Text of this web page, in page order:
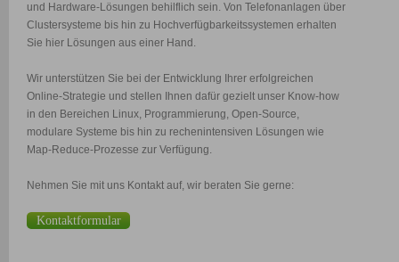
und Hardware-Lösungen behilflich sein. Von Telefonanlagen über
Clustersysteme bis hin zu Hochverfügbarkeitssystemen erhalten
Sie hier Lösungen aus einer Hand.
Wir unterstützen Sie bei der Entwicklung Ihrer erfolgreichen
Online-Strategie und stellen Ihnen dafür gezielt unser Know-how
in den Bereichen Linux, Programmierung, Open-Source,
modulare Systeme bis hin zu rechenintensiven Lösungen wie
Map-Reduce-Prozesse zur Verfügung.
Nehmen Sie mit uns Kontakt auf, wir beraten Sie gerne:
Kontaktformular